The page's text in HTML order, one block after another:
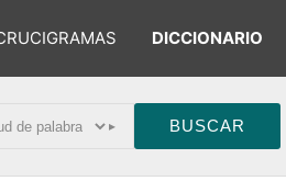
DICCIONARIO
▸